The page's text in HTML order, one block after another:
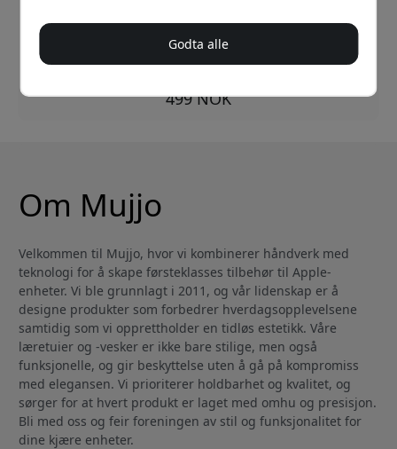
Sikker klips og nøkkelbånd
499 NOK
Om Mujjo
Velkommen til Mujjo, hvor vi kombinerer håndverk med
teknologi for å skape førsteklasses tilbehør til Apple-
enheter. Vi ble grunnlagt i 2011, og vår lidenskap er å
designe produkter som forbedrer hverdagsopplevelsene
samtidig som vi opprettholder en tidløs estetikk. Våre
læretuier og -vesker er ikke bare stilige, men også
funksjonelle, og gir beskyttelse uten å gå på kompromiss
med elegansen. Vi prioriterer holdbarhet og kvalitet, og
sørger for at hvert produkt er laget med omhu og presisjon.
Bli med oss og feir foreningen av stil og funksjonalitet for
dine kjære enheter.
Godta alle